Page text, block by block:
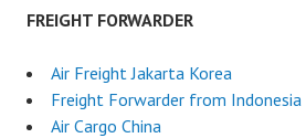
FREIGHT FORWARDER
Air Freight Jakarta Korea
Freight Forwarder from Indonesia
Air Cargo China